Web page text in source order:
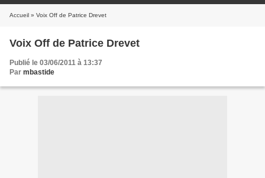
Accueil » Voix Off de Patrice Drevet
Voix Off de Patrice Drevet
Publié le 03/06/2011 à 13:37
Par mbastide